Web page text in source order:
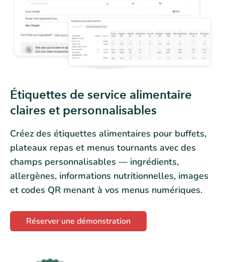
Étiquettes de service alimentaire
claires et personnalisables
Créez des étiquettes alimentaires pour buffets,
plateaux repas et menus tournants avec des
champs personnalisables — ingrédients,
allergènes, informations nutritionnelles, images
et codes QR menant à vos menus numériques.
Réserver une démonstration